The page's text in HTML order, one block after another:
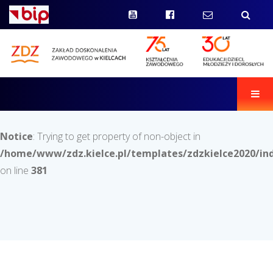
Notice: Trying to get property of non-object in
/home/www/zdz.kielce.pl/templates/zdzkielce2020/
on line 381